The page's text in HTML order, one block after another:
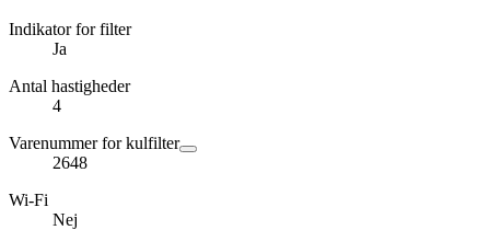
Indikator for filter
Ja
Antal hastigheder
4
Varenummer for kulfilter
2648
Wi-Fi
Nej